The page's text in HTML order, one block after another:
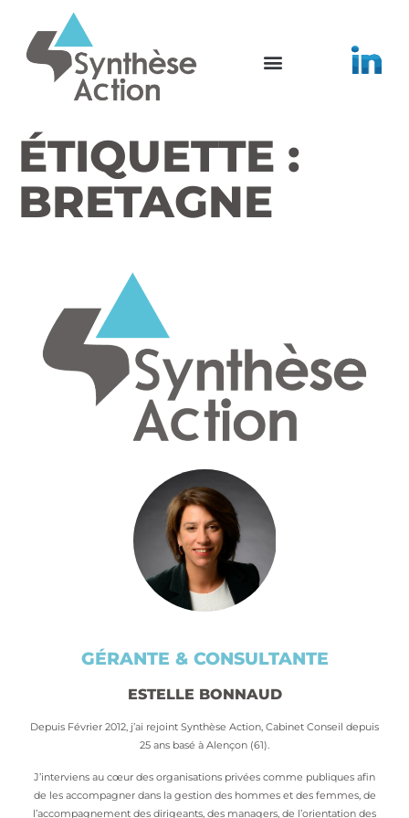
ÉTIQUETTE :
BRETAGNE
GÉRANTE & CONSULTANTE
ESTELLE BONNAUD
Depuis Février 2012, j’ai rejoint Synthèse Action, Cabinet Conseil depuis
25 ans basé à Alençon (61).
J’interviens au cœur des organisations privées comme publiques afin
de les accompagner dans la gestion des hommes et des femmes, de
l’accompagnement des dirigeants, des managers, de l’orientation des